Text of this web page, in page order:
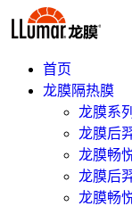
首页
龙膜隔热膜
龙膜系
龙膜后
龙膜畅
龙膜后
龙膜畅